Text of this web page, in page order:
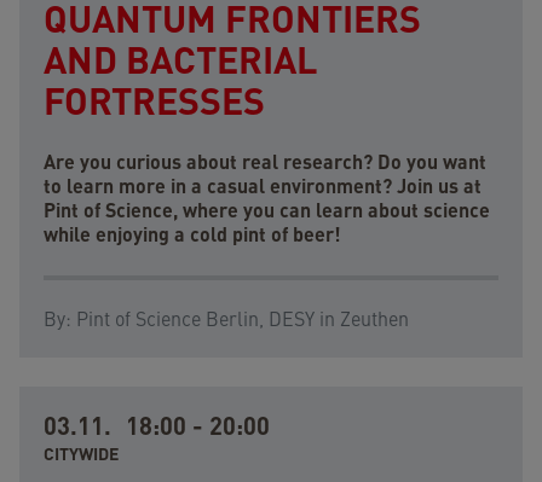
QUANTUM FRONTIERS
AND BACTERIAL
FORTRESSES
Are you curious about real research? Do you want
to learn more in a casual environment? Join us at
Pint of Science, where you can learn about science
while enjoying a cold pint of beer!
By: Pint of Science Berlin, DESY in Zeuthen
03.11. 18:00 - 20:00
CITYWIDE